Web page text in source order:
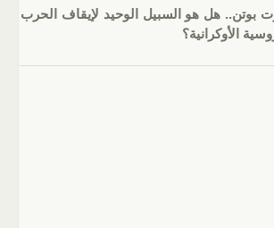
بوتن.. هل هو السبيل الوحيد لإيقاف الحرب
الأوكرانية؟